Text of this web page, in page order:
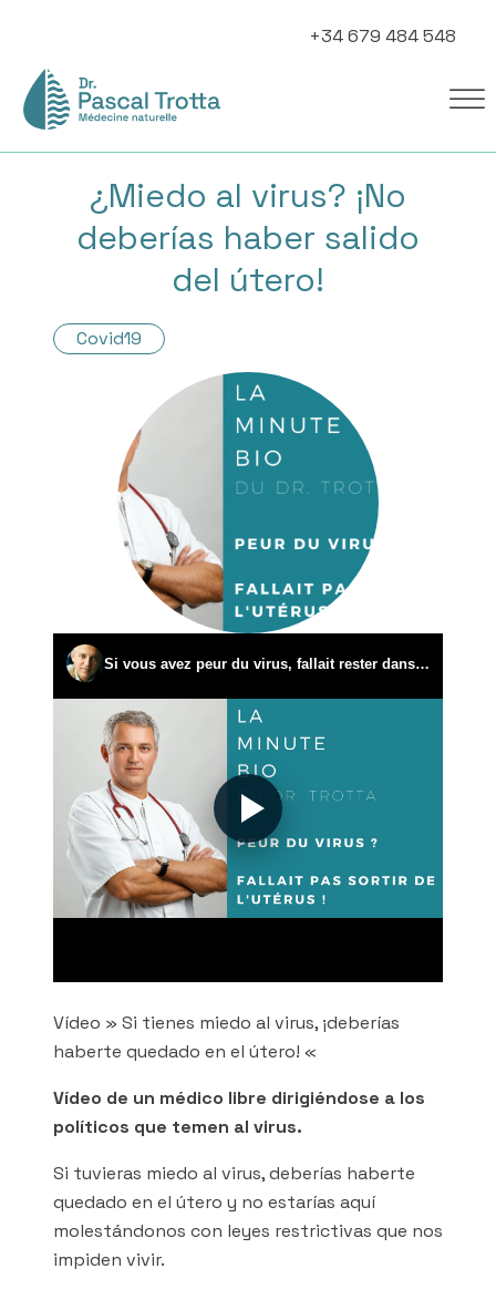
+34 679 484 548
¿Miedo al virus? ¡No
deberías haber salido
del útero!
Covid19
Vídeo » Si tienes miedo al virus, ¡deberías
haberte quedado en el útero! «
Vídeo de un médico libre dirigiéndose a los
políticos que temen al virus.
Si tuvieras miedo al virus, deberías haberte
quedado en el útero y no estarías aquí
molestándonos con leyes restrictivas que nos
impiden vivir.